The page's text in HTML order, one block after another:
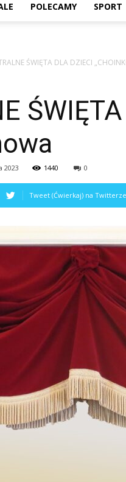
POLECAMY SPORT
ŚWIĘTA DLA DZIECI
2023 1440 0
Tweet (Ćwierkaj) na Twitterze